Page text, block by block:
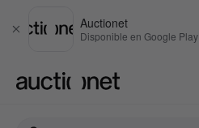
Cerrar
Auctionet
Disponible en Google Play